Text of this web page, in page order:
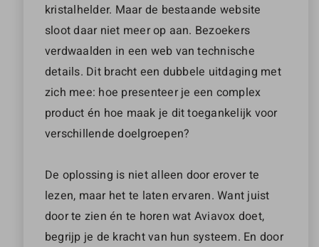
kristalhelder. Maar de bestaande website
sloot daar niet meer op aan. Bezoekers
verdwaalden in een web van technische
details. Dit bracht een dubbele uitdaging met
zich mee: hoe presenteer je een complex
product én hoe maak je dit toegankelijk voor
verschillende doelgroepen?
De oplossing is niet alleen door erover te
lezen, maar het te laten ervaren. Want juist
door te zien én te horen wat Aviavox doet,
begrijp je de kracht van hun systeem. En door